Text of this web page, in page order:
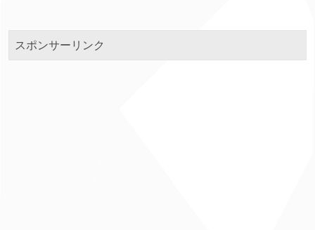
スポンサーリンク